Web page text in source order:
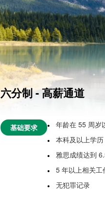
六分制 - 高薪通道
基础要求
年龄在 55 周岁
本科及以上学历
雅思成绩达到
5 年以上相关工
无犯罪记录